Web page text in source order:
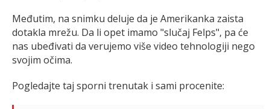
Međutim, na snimku deluje da je Amerikanka zaista
dotakla mrežu. Da li opet imamo "slučaj Felps", pa će
nas ubeđivati da verujemo više video tehnologiji nego
svojim očima.
Pogledajte taj sporni trenutak i sami procenite: